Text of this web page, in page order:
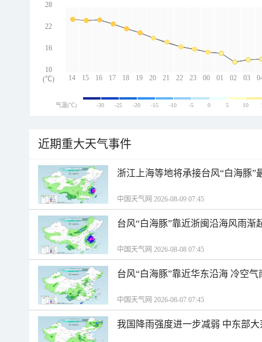
14 15 16 17 18 19 20 21 22 23 00 01 02 03
28
22
16
10
(℃)
气温(℃) -30 -25 -20 -15 -10 -5 0 5 10
近期重大天气事件
浙江上海等地将承接台风“白海豚”
中国天气网 2026-08-09 07:45
台风“白海豚”靠近浙闽沿海风雨渐
中国天气网 2026-08-08 07:45
台风“白海豚”靠近华东沿海 冷空
中国天气网 2026-08-07 07:45
我国降雨强度进一步减弱 中东部